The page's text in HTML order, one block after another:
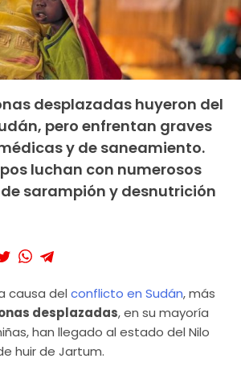
desplazadas huyeron del
pero enfrentan graves
y de saneamiento.
luchan con numerosos
sarampión y desnutrición
causa del conflicto en Sudán, más
desplazadas, en su mayoría
han llegado al estado del Nilo
huir de Jartum.